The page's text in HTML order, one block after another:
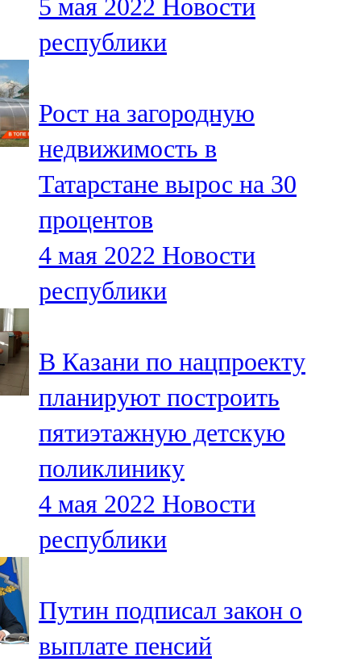
5 мая 2022 Новости
республики
Рост на загородную
недвижимость в
Татарстане вырос на 30
процентов
4 мая 2022 Новости
республики
В Казани по нацпроекту
планируют построить
пятиэтажную детскую
поликлинику
4 мая 2022 Новости
республики
Путин подписал закон о
выплате пенсий